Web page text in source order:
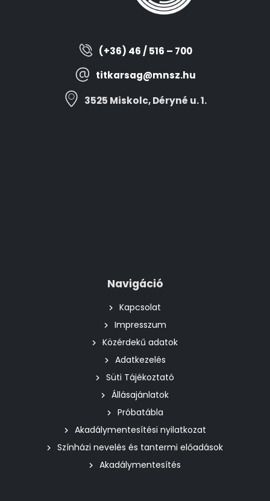
(+36) 46 / 516 – 700
titkarsag@mnsz.hu
3525 Miskolc, Déryné u. 1.
Navigáció
Kapcsolat
Impresszum
Közérdekű adatok
Adatkezelés
Süti Tájékoztató
Állásajánlatok
Próbatábla
Akadálymentesítési nyilatkozat
Színházi nevelés és tantermi előadások
Akadálymentesítés